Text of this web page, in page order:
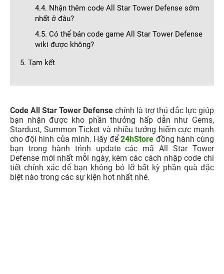
4.4. Nhận thêm code All Star Tower Defense sớm
nhất ở đâu?
4.5. Có thể bán code game All Star Tower Defense
wiki được không?
5. Tạm kết
Code All Star Tower Defense chính là trợ thủ đắc lực giúp
bạn nhận được kho phần thưởng hấp dẫn như Gems,
Stardust, Summon Ticket và nhiều tướng hiếm cực mạnh
cho đội hình của mình. Hãy để24hStore đồng hành cùng
bạn trong hành trình update các mã All Star Tower
Defense mới nhất mỗi ngày, kèm các cách nhập code chi
tiết chính xác để bạn không bỏ lỡ bất kỳ phần quà đặc
biệt nào trong các sự kiện hot nhất nhé.